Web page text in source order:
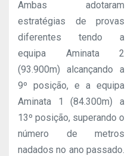
Ambas adotaram
estratégias de provas
diferentes tendo a
equipa Aminata 2
(93.900m) alcançando a
9º posição, e a equipa
Aminata 1 (84.300m) a
13º posição, superando o
número de metros
nadados no ano passado.